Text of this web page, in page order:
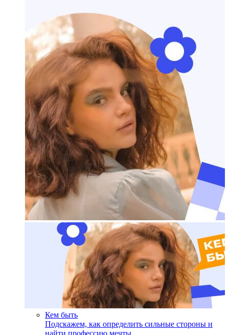
Кем быть
Подскажем, как определить сильные стороны и
найти профессию мечты